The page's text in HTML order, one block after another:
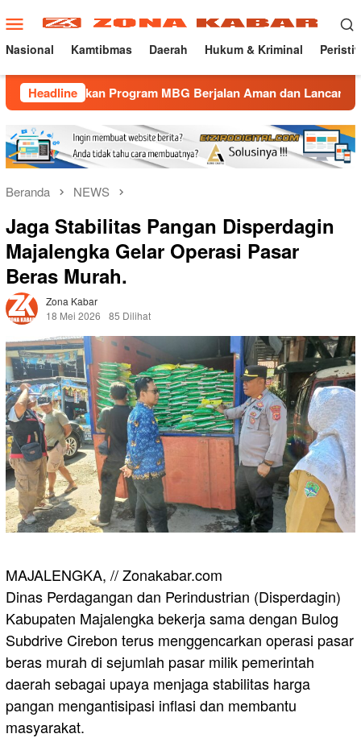
ke
konten
Menu
Mobile
Nasional Kamtibmas Daerah Hukum & Kriminal
Headline
Program MBG Berjalan Aman dan Lancar Gatur
Beranda NEWS
Jaga Stabilitas Pangan Disperdagin
Majalengka Gelar Operasi Pasar
Beras Murah.
Zona Kabar
18 Mei 2026
85 Dilihat
MAJALENGKA, // Zonakabar.com
Dinas Perdagangan dan Perindustrian (Disperdagin)
Kabupaten Majalengka bekerja sama dengan Bulog
Subdrive Cirebon terus menggencarkan operasi pasar
beras murah di sejumlah pasar milik pemerintah
daerah sebagai upaya menjaga stabilitas harga
pangan mengantisipasi inflasi dan membantu
masyarakat.